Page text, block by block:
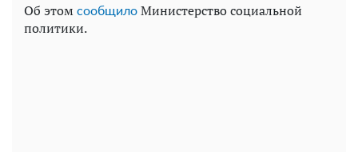
Об этом сообщило Министерство социальной
политики.